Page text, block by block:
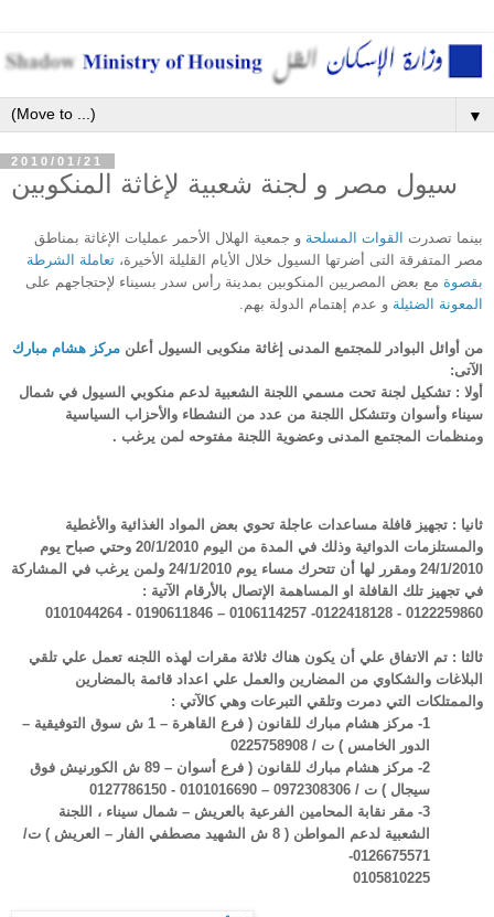
▼
2010/01/21
سيول مصر و لجنة شعبية لإغاثة المنكوبين
بينما تصدرت القوات المسلحة و جمعية الهلال الأحمر عمليات الإغاثة بمناطق
مصر المتفرقة التى أضرتها السيول خلال الأيام القليلة الأخيرة، تعاملة الشرطة
بقصوة مع بعض المصريين المنكوبين بمدينة رأس سدر بسيناء لإحتجاجهم على
المعونة الضئيلة و عدم إهتمام الدولة بهم.
من أوائل البوادر للمجتمع المدنى إغاثة منكوبى السيول أعلن مركز هشام مبارك
الآتى:
أولا : تشكيل لجنة تحت مسمي اللجنة الشعبية لدعم منكوبي السيول في شمال
سيناء وأسوان وتتشكل اللجنة من عدد من النشطاء والأحزاب السياسية
ومنظمات المجتمع المدنى وعضوية اللجنة مفتوحه لمن يرغب .
ثانيا : تجهيز قافلة مساعدات عاجلة تحوي بعض المواد الغذائية والأغطية
والمستلزمات الدوائية وذلك في المدة من اليوم 20/1/2010 وحتي صباح يوم
24/1/2010 ومقرر لها أن تتحرك مساء يوم 24/1/2010 ولمن يرغب في المشاركة
في تجهيز تلك القافلة او المساهمة الإتصال بالأرقام الآتية :
0122259860 - 0122418128- 0106114257 – 0190611846 - 0101044264
ثالثا : تم الاتفاق علي أن يكون هناك ثلاثة مقرات لهذه اللجنه تعمل علي تلقي
البلاغات والشكاوي من المضارين والعمل علي اعداد قائمة بالمضارين
والممتلكات التي دمرت وتلقي التبرعات وهي كالآتي :
1-
مركز هشام مبارك للقانون ( فرع القاهرة – 1 ش سوق التوفيقية –
الدور الخامس ) ت / 0225758908
2-
مركز هشام مبارك للقانون ( فرع أسوان – 89 ش الكورنيش فوق
سيجال ) ت / 0972308306 – 0101016690 - 0127786150
3- مقر نقابة المحامين الفرعية بالعريش – شمال سيناء ، اللجنة
الشعبية لدعم المواطن ( 8 ش الشهيد مصطفي الفار – العريش ) ت/
0126675571-
0105810225